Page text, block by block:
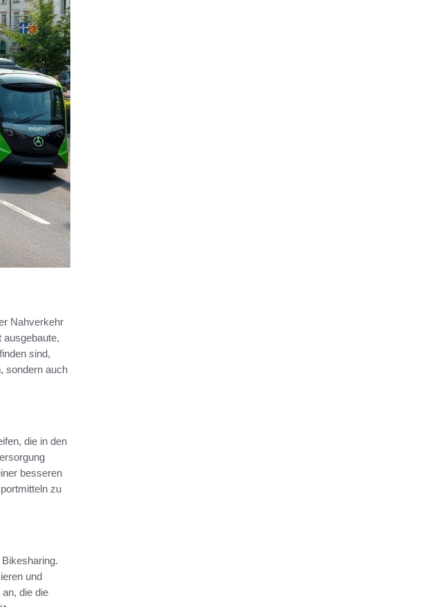
Nahverkehr
ausgebaute,
sind,
sondern auch
die in den
besseren
zu
und
die die